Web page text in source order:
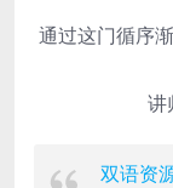
通过这门循序
讲
双语资